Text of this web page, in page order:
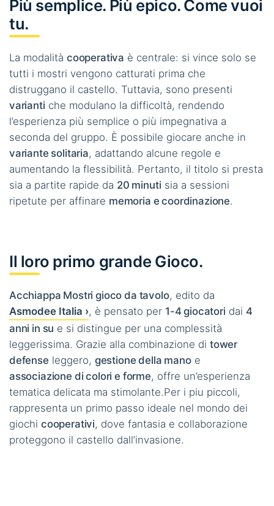
Più semplice. Più epico. Come vuoi
tu.
La modalità cooperativa è centrale: si vince solo se
tutti i mostri vengono catturati prima che
distruggano il castello. Tuttavia, sono presenti
varianti che modulano la difficoltà, rendendo
l’esperienza più semplice o più impegnativa a
seconda del gruppo. È possibile giocare anche in
variante solitaria, adattando alcune regole e
aumentando la flessibilità. Pertanto, il titolo si presta
sia a partite rapide da 20 minuti sia a sessioni
ripetute per affinare memoria e coordinazione.
Il loro primo grande Gioco.
Acchiappa Mostri gioco da tavolo, edito da
Asmodee Italia ›, è pensato per 1-4 giocatori dai 4
anni in su e si distingue per una complessità
leggerissima. Grazie alla combinazione di tower
defense leggero, gestione della manoe
associazione di colori e forme, offre un’esperienza
tematica delicata ma stimolante.Per i piu piccoli,
rappresenta un primo passo ideale nel mondo dei
giochi cooperativi, dove fantasia e collaborazione
proteggono il castello dall’invasione.